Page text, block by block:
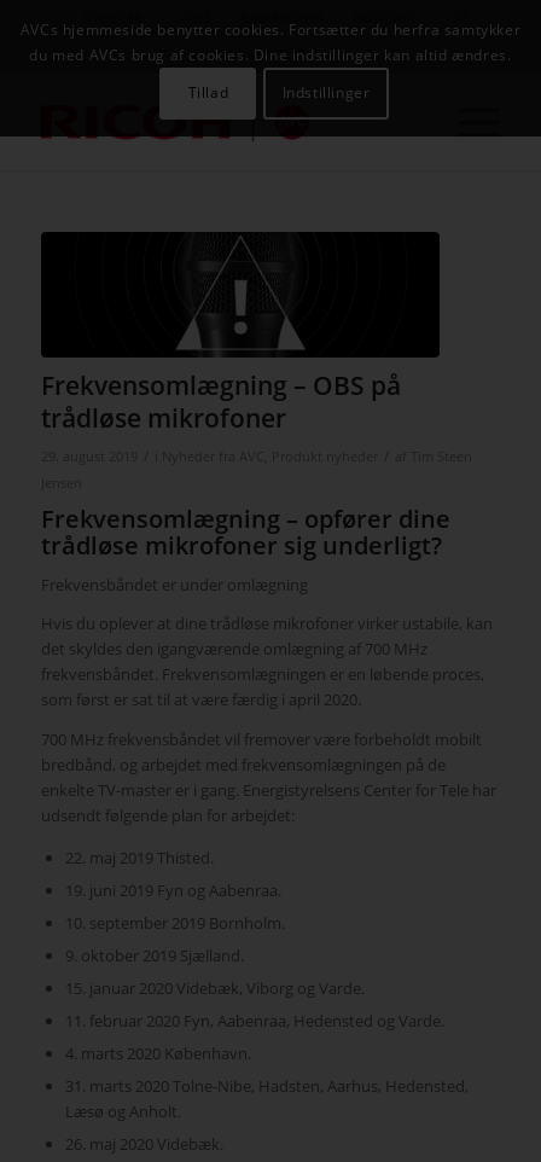
AVC INFOSYSTEM
Frekvensomlægning – OBS på
trådløse mikrofoner
Frekvensomlægning – opfører dine
trådløse mikrofoner sig underligt?
Frekvensbåndet er under omlægning
Hvis du oplever at dine trådløse mikrofoner virker ustabile, kan
det skyldes den igangværende omlægning af 700 MHz
frekvensbåndet. Frekvensomlægningen er en løbende proces,
som først er sat til at være færdig i april 2020.
700 MHz frekvensbåndet vil fremover være forbeholdt mobilt
bredbånd, og arbejdet med frekvensomlægningen på de
enkelte TV-master er i gang. Energistyrelsens Center for Tele har
udsendt følgende plan for arbejdet:
22. maj 2019 Thisted.
19. juni 2019 Fyn og Aabenraa.
10. september 2019 Bornholm.
9. oktober 2019 Sjælland.
15. januar 2020 Videbæk, Viborg og Varde.
11. februar 2020 Fyn, Aabenraa, Hedensted og Varde.
4. marts 2020 København.
31. marts 2020 Tolne-Nibe, Hadsten, Aarhus, Hedensted,
Læsø og Anholt.
26. maj 2020 Videbæk.
AVCs hjemmeside benytter cookies. Fortsætter du herfra samtykker
du med AVCs brug af cookies. Dine indstillinger kan altid ændres.
Tillad
Indstillinger